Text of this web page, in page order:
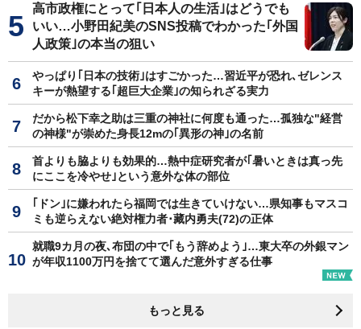
高市政権にとって｢日本人の生活｣はどうでも
いい…小野田紀美のSNS投稿でわかった｢外国
人政策｣の本当の狙い
やっぱり｢日本の技術｣はすごかった…習近平が恐れ､ゼレンス
キーが熱望する｢超巨大企業｣の知られざる実力
だから松下幸之助は三重の神社に何度も通った…孤独な"経営
の神様"が崇めた身長12mの｢異形の神｣の名前
首よりも脇よりも効果的…熱中症研究者が｢暑いときは真っ先
にここを冷やせ｣という意外な体の部位
｢ドン｣に嫌われたら福岡では生きていけない…県知事もマスコ
ミも逆らえない絶対権力者･藏内勇夫(72)の正体
就職9カ月の夜､布団の中で｢もう辞めよう｣…東大卒の外銀マン
が年収1100万円を捨てて選んだ意外すぎる仕事
もっと見る